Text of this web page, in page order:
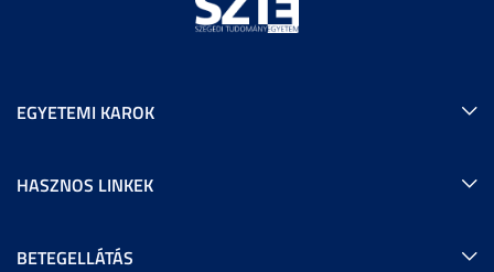
EGYETEMI KAROK
HASZNOS LINKEK
BETEGELLÁTÁS